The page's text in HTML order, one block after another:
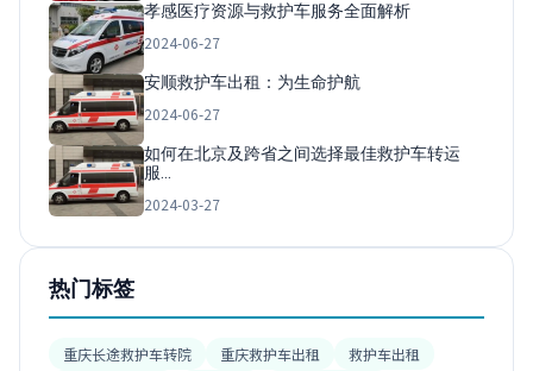
孝感医疗资源与救护车服务全面解析
2024-06-27
安顺救护车出租：为生命护航
2024-06-27
如何在北京及跨省之间选择最佳救护车转运
服…
2024-03-27
热门标签
重庆长途救护车转院 重庆救护车出租
救护车出租